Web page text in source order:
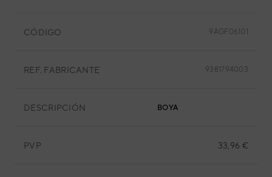
CÓDIGO 9AGF06101
REF. FABRICANTE 9381794003
DESCRIPCIÓN BOYA
PVP 33,96 €